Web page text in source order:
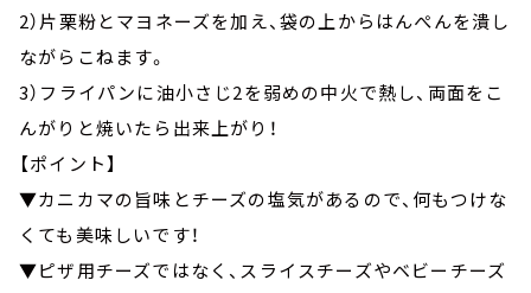
2）片栗粉とマヨネーズを加え、袋の上からはんぺんを潰し
ながらこねます。
3）フライパンに油小さじ2を弱めの中火で熱し、両面をこ
んがりと焼いたら出来上がり！
【ポイント】
▼カニカマの旨味とチーズの塩気があるので、何もつけな
くても美味しいです！
▼ピザ用チーズではなく、スライスチーズやベビーチーズ